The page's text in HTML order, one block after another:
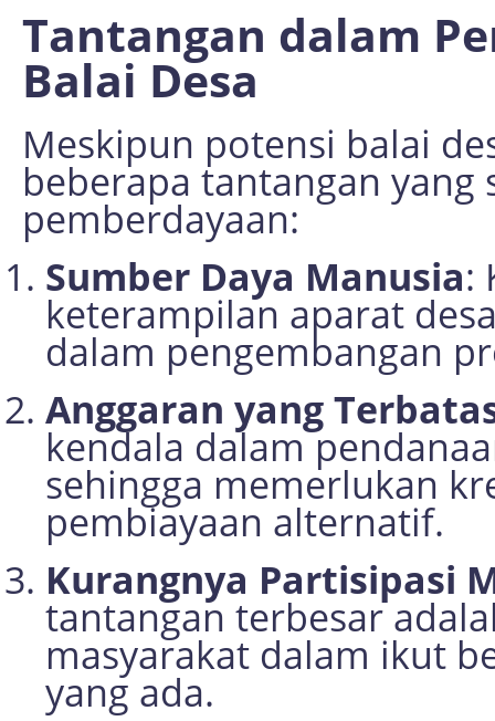
Tantangan dalam
Balai Desa
Meskipun potensi balai
beberapa tantangan
pemberdayaan:
Sumber Daya Manusia:
keterampilan aparat
dalam pengembangan
Anggaran yang
kendala dalam
sehingga memerlukan
pembiayaan alternatif.
Kurangnya Partisipasi
tantangan terbesar
masyarakat dalam ikut
yang ada.